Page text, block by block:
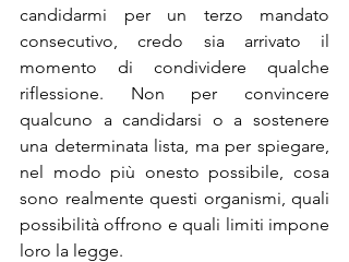
candidarmi per un terzo mandato
consecutivo, credo sia arrivato il
momento di condividere qualche
riflessione. Non per convincere
qualcuno a candidarsi o a sostenere
una determinata lista, ma per spiegare,
nel modo più onesto possibile, cosa
sono realmente questi organismi, quali
possibilità offrono e quali limiti impone
loro la legge.